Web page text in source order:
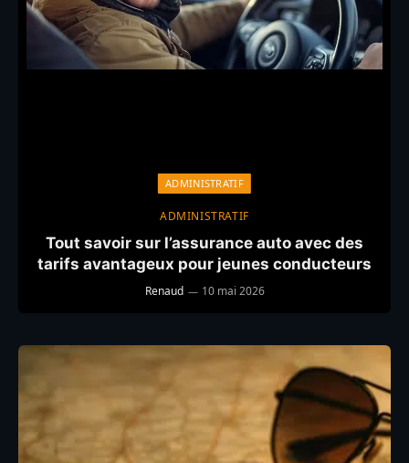
ADMINISTRATIF
ADMINISTRATIF
Tout savoir sur l’assurance auto avec des
tarifs avantageux pour jeunes conducteurs
Renaud 10 mai 2026